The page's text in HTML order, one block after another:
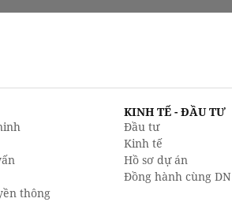
thông
KINH TẾ - ĐẦU TƯ
Đầu tư
Kinh tế
Hồ sơ dự án
Đồng hành cùng DN